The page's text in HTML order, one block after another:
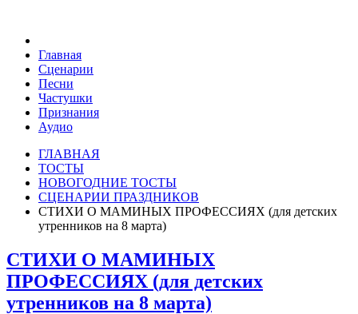
Главная
Сценарии
Песни
Частушки
Признания
Аудио
ГЛАВНАЯ
ТОСТЫ
НОВОГОДНИЕ ТОСТЫ
СЦЕНАРИИ ПРАЗДНИКОВ
СТИХИ О МАМИНЫХ ПРОФЕССИЯХ (для детских
утренников на 8 марта)
СТИХИ О МАМИНЫХ
ПРОФЕССИЯХ (для детских
утренников на 8 марта)